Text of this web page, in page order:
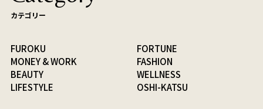
カテゴリー
FUROKU
FORTUNE
MONEY & WORK
FASHION
BEAUTY
WELLNESS
LIFESTYLE
OSHI-KATSU